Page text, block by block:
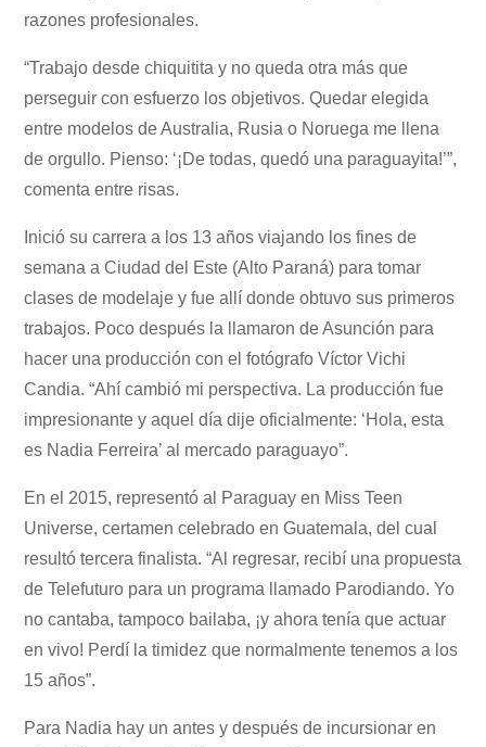
razones profesionales.
“Trabajo desde chiquitita y no queda otra más que
perseguir con esfuerzo los objetivos. Quedar elegida
entre modelos de Australia, Rusia o Noruega me llena
de orgullo. Pienso: ‘¡De todas, quedó una paraguayita!’”,
comenta entre risas.
Inició su carrera a los 13 años viajando los fines de
semana a Ciudad del Este (Alto Paraná) para tomar
clases de modelaje y fue allí donde obtuvo sus primeros
trabajos. Poco después la llamaron de Asunción para
hacer una producción con el fotógrafo Víctor Vichi
Candia. “Ahí cambió mi perspectiva. La producción fue
impresionante y aquel día dije oficialmente: ‘Hola, esta
es Nadia Ferreira’ al mercado paraguayo”.
En el 2015, representó al Paraguay en Miss Teen
Universe, certamen celebrado en Guatemala, del cual
resultó tercera finalista. “Al regresar, recibí una propuesta
de Telefuturo para un programa llamado Parodiando. Yo
no cantaba, tampoco bailaba, ¡y ahora tenía que actuar
en vivo! Perdí la timidez que normalmente tenemos a los
15 años”.
Para Nadia hay un antes y después de incursionar en